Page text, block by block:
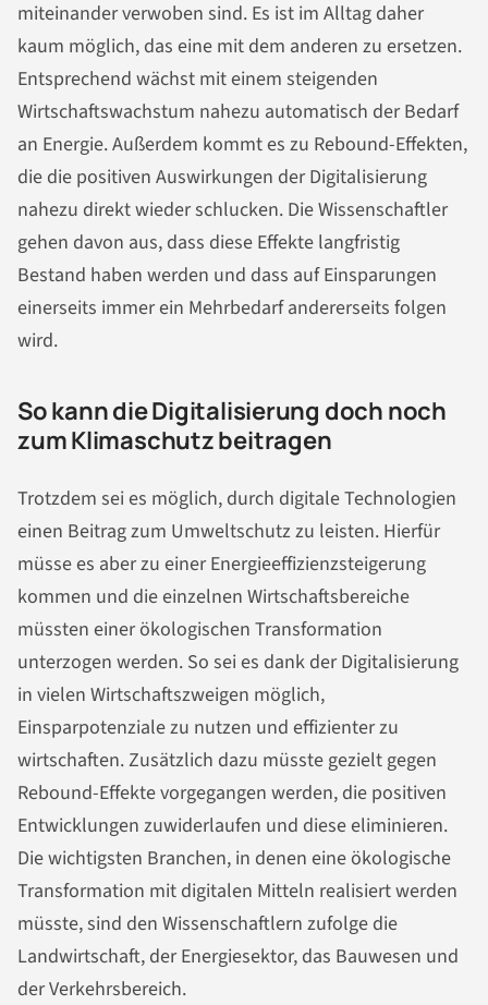
miteinander verwoben sind. Es ist im Alltag daher
kaum möglich, das eine mit dem anderen zu ersetzen.
Entsprechend wächst mit einem steigenden
Wirtschaftswachstum nahezu automatisch der Bedarf
an Energie. Außerdem kommt es zu Rebound-Effekten,
die die positiven Auswirkungen der Digitalisierung
nahezu direkt wieder schlucken. Die Wissenschaftler
gehen davon aus, dass diese Effekte langfristig
Bestand haben werden und dass auf Einsparungen
einerseits immer ein Mehrbedarf andererseits folgen
wird.
So kann die Digitalisierung doch noch
zum Klimaschutz beitragen
Trotzdem sei es möglich, durch digitale Technologien
einen Beitrag zum Umweltschutz zu leisten. Hierfür
müsse es aber zu einer Energieeffizienzsteigerung
kommen und die einzelnen Wirtschaftsbereiche
müssten einer ökologischen Transformation
unterzogen werden. So sei es dank der Digitalisierung
in vielen Wirtschaftszweigen möglich,
Einsparpotenziale zu nutzen und effizienter zu
wirtschaften. Zusätzlich dazu müsste gezielt gegen
Rebound-Effekte vorgegangen werden, die positiven
Entwicklungen zuwiderlaufen und diese eliminieren.
Die wichtigsten Branchen, in denen eine ökologische
Transformation mit digitalen Mitteln realisiert werden
müsste, sind den Wissenschaftlern zufolge die
Landwirtschaft, der Energiesektor, das Bauwesen und
der Verkehrsbereich.